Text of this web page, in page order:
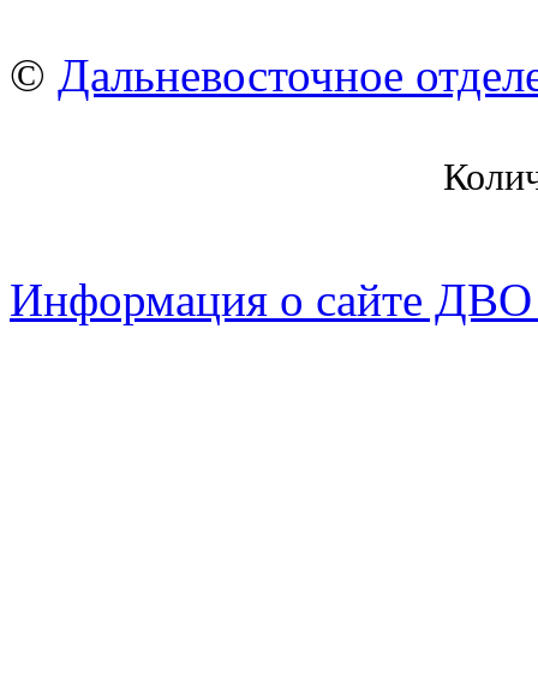
© Дальневосточное
Информация о сайте